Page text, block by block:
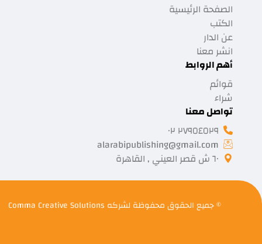
الصفحة الرئيسية
الكتب
عن الدار
انشر معنا
أهم الروابط
قوائم
شراء
تواصل معنا
٢٧٩٥٤٥٢٩ ٠٢
alarabipublishing@gmail.com
٦٠ ش قصر العيني , القاهرة
© جميع الحقوق محفوظة لشركه